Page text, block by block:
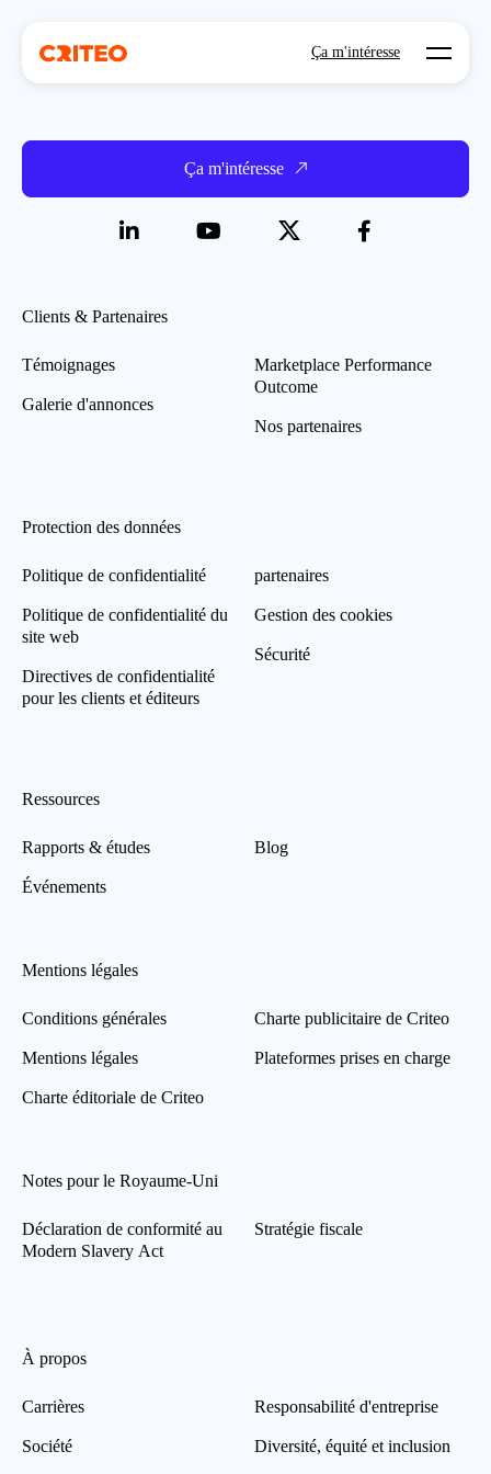
Ça m'intéresse Open
Ça m'intéresse
Clients & Partenaires
Témoignages
Galerie d'annonces
Marketplace Performance
Outcome
Nos partenaires
Protection des données
Politique de confidentialité
Politique de confidentialité du
site web
Directives de confidentialité
pour les clients et éditeurs
partenaires
Gestion des cookies
Sécurité
Ressources
Rapports & études
Événements
Blog
Mentions légales
Conditions générales
Mentions légales
Charte éditoriale de Criteo
Charte publicitaire de Criteo
Plateformes prises en charge
Notes pour le Royaume-Uni
Déclaration de conformité au
Modern Slavery Act
Stratégie fiscale
À propos
Carrières
Société
Responsabilité d'entreprise
Diversité, équité et inclusion